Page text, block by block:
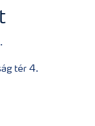
tér 4.